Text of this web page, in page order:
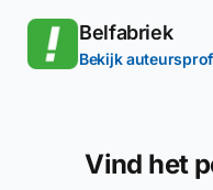
Belfabriek
Bekijk
Vind het